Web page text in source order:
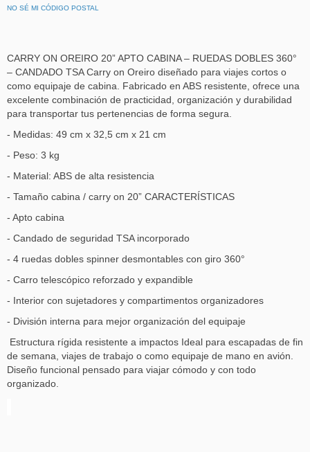
NO SÉ MI CÓDIGO POSTAL
CARRY ON OREIRO 20” APTO CABINA – RUEDAS DOBLES 360°
– CANDADO TSA Carry on Oreiro diseñado para viajes cortos o
como equipaje de cabina. Fabricado en ABS resistente, ofrece una
excelente combinación de practicidad, organización y durabilidad
para transportar tus pertenencias de forma segura.
- Medidas: 49 cm x 32,5 cm x 21 cm
- Peso: 3 kg
- Material: ABS de alta resistencia
- Tamaño cabina / carry on 20” CARACTERÍSTICAS
- Apto cabina
- Candado de seguridad TSA incorporado
- 4 ruedas dobles spinner desmontables con giro 360°
- Carro telescópico reforzado y expandible
- Interior con sujetadores y compartimentos organizadores
- División interna para mejor organización del equipaje
Estructura rígida resistente a impactos Ideal para escapadas de fin
de semana, viajes de trabajo o como equipaje de mano en avión.
Diseño funcional pensado para viajar cómodo y con todo
organizado.